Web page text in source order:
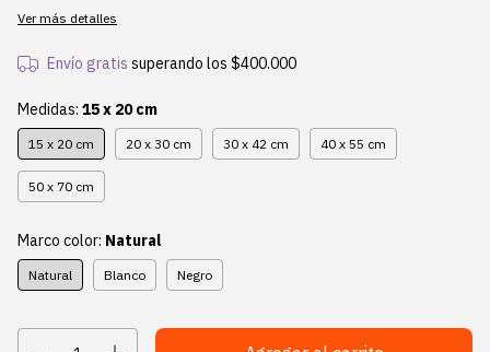
Ver más detalles
Envío gratis superando los $400.000
Medidas: 15 x 20 cm
15 x 20 cm 20 x 30 cm 30 x 42 cm 40 x 55 cm
50 x 70 cm
Marco color: Natural
Natural Blanco Negro